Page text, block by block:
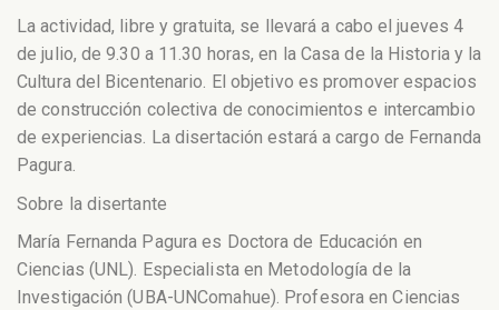
La actividad, libre y gratuita, se llevará a cabo el jueves 4
de julio, de 9.30 a 11.30 horas, en la Casa de la Historia y la
Cultura del Bicentenario. El objetivo es promover espacios
de construcción colectiva de conocimientos e intercambio
de experiencias. La disertación estará a cargo de Fernanda
Pagura.
Sobre la disertante
María Fernanda Pagura es Doctora de Educación en
Ciencias (UNL). Especialista en Metodología de la
Investigación (UBA-UNComahue). Profesora en Ciencias